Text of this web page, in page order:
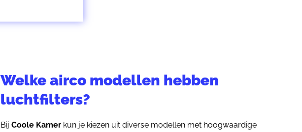
Welke airco modellen hebben
luchtfilters?
Bij Coole Kamer kun je kiezen uit diverse modellen met hoogwaardige